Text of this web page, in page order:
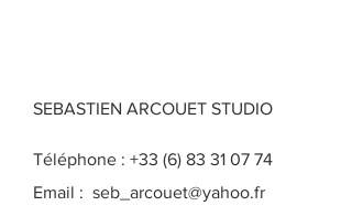
SEBASTIEN ARCOUET STUDIO
Téléphone : +33 (6) 83 31 07 74
Email : seb_arcouet@yahoo.fr